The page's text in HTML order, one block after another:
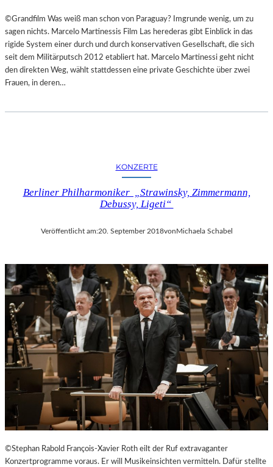
©Grandfilm Was weiß man schon von Paraguay? Imgrunde wenig, um zu
sagen nichts. Marcelo Martinessis Film Las herederas gibt Einblick in das
rigide System einer durch und durch konservativen Gesellschaft, die sich
seit dem Militärputsch 2012 etabliert hat. Marcelo Martinessi geht nicht
den direkten Weg, wählt stattdessen eine private Geschichte über zwei
Frauen, in deren…
KONZERTE
Berliner Philharmoniker „Strawinsky, Zimmermann,
Debussy, Ligeti“
Veröffentlicht am:20. September 2018vonMichaela Schabel
©Stephan Rabold François-Xavier Roth eilt der Ruf extravaganter
Konzertprogramme voraus. Er will Musikeinsichten vermitteln. Dafür stellte